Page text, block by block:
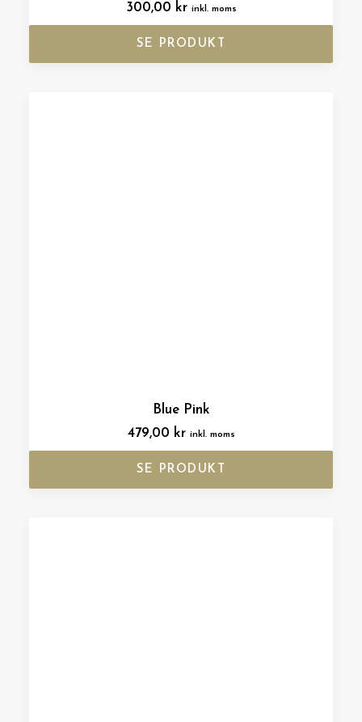
300,00 kr inkl. moms
SE PRODUKT
Blue Pink
479,00 kr inkl. moms
SE PRODUKT